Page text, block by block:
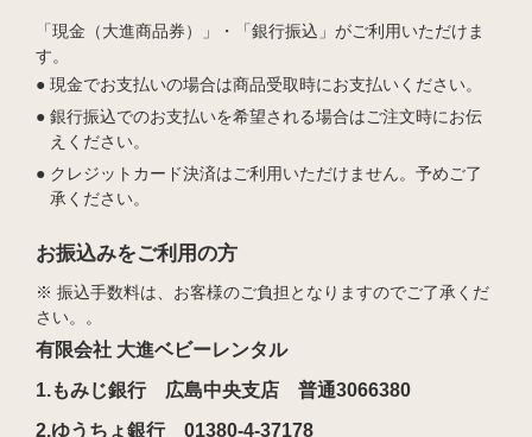
「現金（大進商品券）」・「銀行振込」がご利用いただけま
す。
現金でお支払いの場合は商品受取時にお支払いください。
銀行振込でのお支払いを希望される場合はご注文時にお伝
えください。
クレジットカード決済はご利用いただけません。予めご了
承ください。
お振込みをご利用の方
※ 振込手数料は、お客様のご負担となりますのでご了承くだ
さい。。
有限会社 大進ベビーレンタル
1.もみじ銀行 広島中央支店 普通3066380
2.ゆうちょ銀行 01380-4-37178